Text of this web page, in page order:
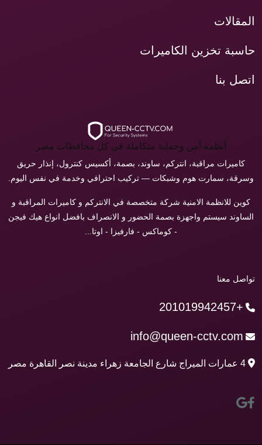
المقالات
حاسبة تخزين الكاميرات
اتصل بنا
أنظمة أمن وحماية متكاملة في كل محافظات مصر
كاميرات مراقبة، انتركم، ساوند، بصمة، أكسيس كنترول، إنذار حريق
وسرقة، سمارت هوم وشبكات — تركيب احترافي وخدمة في نفس اليوم.
كوين للانظمة الامنية شركة متخصصة في الانتركم و كاميرات المراقبة و
الساوند سيستم واجهزة بصمة الحضور و الانصراف بافضل انواع هيك فيجن
- كوماكس - فارفيزا - اوتا...
تواصل معنا
+201019942457
info@queen-cctv.com
4 عمارات الميراج شارع الجامعة زهراء مدينة نصر القاهرة مصر